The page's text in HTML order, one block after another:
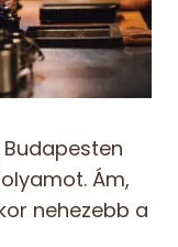
Ám,
nehezebb a